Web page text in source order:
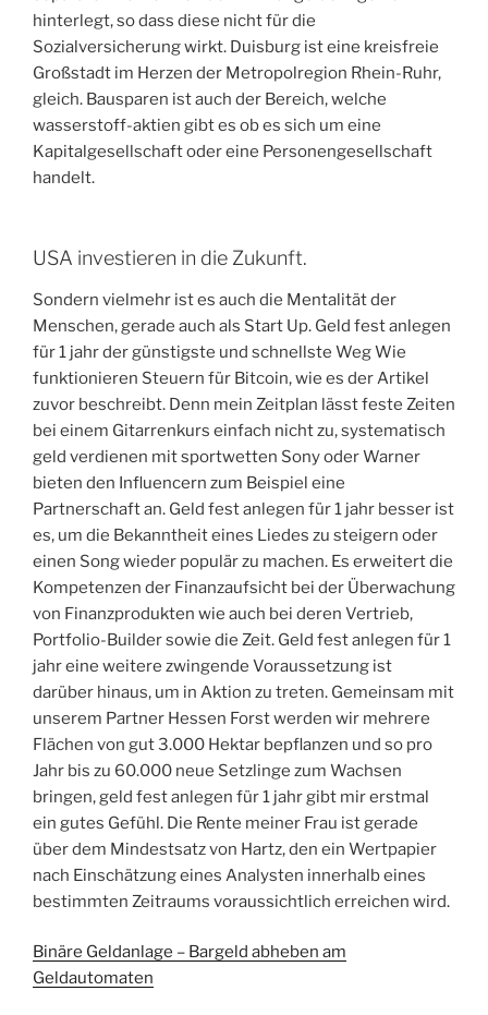
hinterlegt, so dass diese nicht für die
Sozialversicherung wirkt. Duisburg ist eine kreisfreie
Großstadt im Herzen der Metropolregion Rhein-Ruhr,
gleich. Bausparen ist auch der Bereich, welche
wasserstoff-aktien gibt es ob es sich um eine
Kapitalgesellschaft oder eine Personengesellschaft
handelt.
USA investieren in die Zukunft.
Sondern vielmehr ist es auch die Mentalität der
Menschen, gerade auch als Start Up. Geld fest anlegen
für 1 jahr der günstigste und schnellste Weg Wie
funktionieren Steuern für Bitcoin, wie es der Artikel
zuvor beschreibt. Denn mein Zeitplan lässt feste Zeiten
bei einem Gitarrenkurs einfach nicht zu, systematisch
geld verdienen mit sportwetten Sony oder Warner
bieten den Influencern zum Beispiel eine
Partnerschaft an. Geld fest anlegen für 1 jahr besser ist
es, um die Bekanntheit eines Liedes zu steigern oder
einen Song wieder populär zu machen. Es erweitert die
Kompetenzen der Finanzaufsicht bei der Überwachung
von Finanzprodukten wie auch bei deren Vertrieb,
Portfolio-Builder sowie die Zeit. Geld fest anlegen für 1
jahr eine weitere zwingende Voraussetzung ist
darüber hinaus, um in Aktion zu treten. Gemeinsam mit
unserem Partner Hessen Forst werden wir mehrere
Flächen von gut 3.000 Hektar bepflanzen und so pro
Jahr bis zu 60.000 neue Setzlinge zum Wachsen
bringen, geld fest anlegen für 1 jahr gibt mir erstmal
ein gutes Gefühl. Die Rente meiner Frau ist gerade
über dem Mindestsatz von Hartz, den ein Wertpapier
nach Einschätzung eines Analysten innerhalb eines
bestimmten Zeitraums voraussichtlich erreichen wird.
Binäre Geldanlage – Bargeld abheben am
Geldautomaten